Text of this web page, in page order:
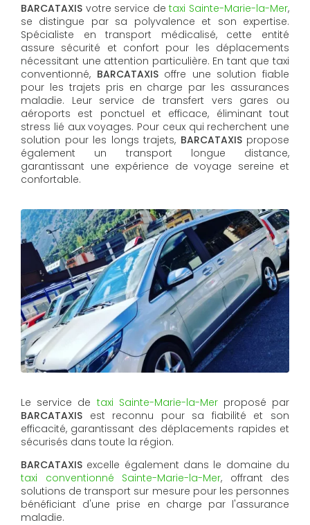
BARCATAXIS votre service detaxi Sainte-Marie-la-Mer,
se distingue par sa polyvalence et son expertise.
Spécialiste en transport médicalisé, cette entité
assure sécurité et confort pour les déplacements
nécessitant une attention particulière. En tant que taxi
conventionné, BARCATAXISoffre une solution fiable
pour les trajets pris en charge par les assurances
maladie. Leur service de transfert vers gares ou
aéroports est ponctuel et efficace, éliminant tout
stress lié aux voyages. Pour ceux qui recherchent une
solution pour les longs trajets, BARCATAXISpropose
également un transport longue distance,
garantissant une expérience de voyage sereine et
confortable.
Le service de taxi Sainte-Marie-la-Merproposé par
BARCATAXIS est reconnu pour sa fiabilité et son
efficacité, garantissant des déplacements rapides et
sécurisés dans toute la région.
BARCATAXIS excelle également dans le domaine du
taxi conventionné Sainte-Marie-la-Mer, offrant des
solutions de transport sur mesure pour les personnes
bénéficiant d'une prise en charge par l'assurance
maladie.